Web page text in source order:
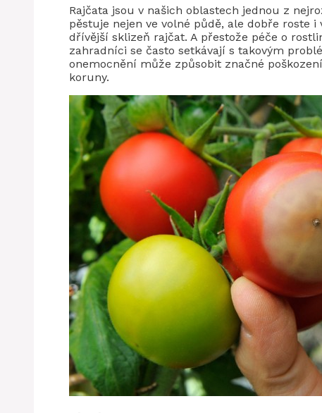
Rajčata jsou v našich oblastech jednou z
pěstuje nejen ve volné půdě, ale dobře roste
dřívější sklizeň rajčat. A přestože péče o
zahradníci se často setkávají s takovým
onemocnění může způsobit značné
koruny.